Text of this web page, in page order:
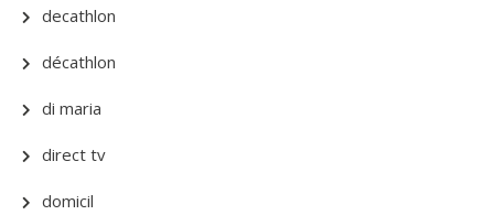
decathlon
décathlon
di maria
direct tv
domicil